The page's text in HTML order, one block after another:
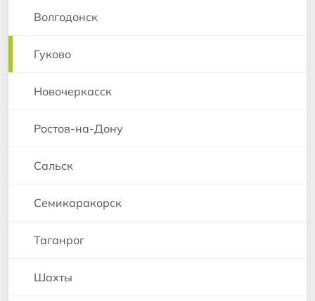
Волгодонск
Гуково
Новочеркасск
Ростов-на-Дону
Сальск
Семикаракорск
Таганрог
Шахты